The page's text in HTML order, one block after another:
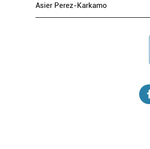
Asier Perez-Karkamo